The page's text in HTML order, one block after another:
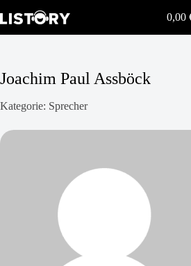
Inhalt
0,00
Joachim Paul Assböck
Kategorie: Sprecher